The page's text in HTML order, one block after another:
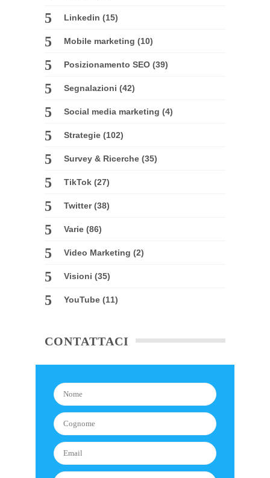
Linkedin (15)
Mobile marketing (10)
Posizionamento SEO (39)
Segnalazioni (42)
Social media marketing (4)
Strategie (102)
Survey & Ricerche (35)
TikTok (27)
Twitter(38)
Varie (86)
Video Marketing (2)
Visioni (35)
YouTube (11)
CONTATTACI